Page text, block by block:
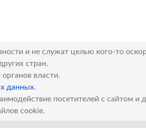
и не служат целью кого-то
стран.
власти.
данных.
посетителей с сайтом и
cookie.